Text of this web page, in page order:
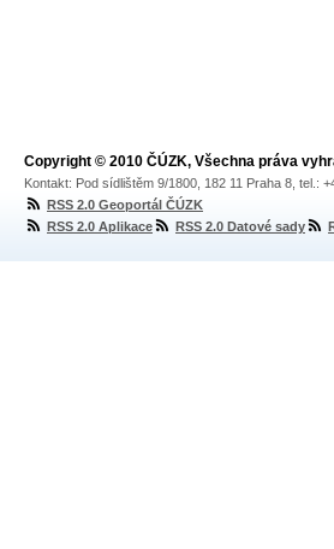
Copyright © 2010 ČÚZK, Všechna práva
Kontakt: Pod sídlištěm 9/1800, 182 11 Praha 8, tel.:
RSS 2.0 Geoportál ČÚZK
RSS 2.0 Aplikace
RSS 2.0 Datové sady